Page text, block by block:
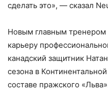
сделать это», — сказал
Новым главным тренером
карьеру
канадский защитник
сезона в
составе пражского